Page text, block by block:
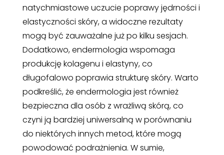
natychmiastowe uczucie poprawy jędrności i
elastyczności skóry, a widoczne rezultaty
mogą być zauważalne już po kilku sesjach.
Dodatkowo, endermologia wspomaga
produkcję kolagenu i elastyny, co
długofalowo poprawia strukturę skóry. Warto
podkreślić, że endermologia jest również
bezpieczna dla osób z wrażliwą skórą, co
czyni ją bardziej uniwersalną w porównaniu
do niektórych innych metod, które mogą
powodować podrażnienia. W sumie,